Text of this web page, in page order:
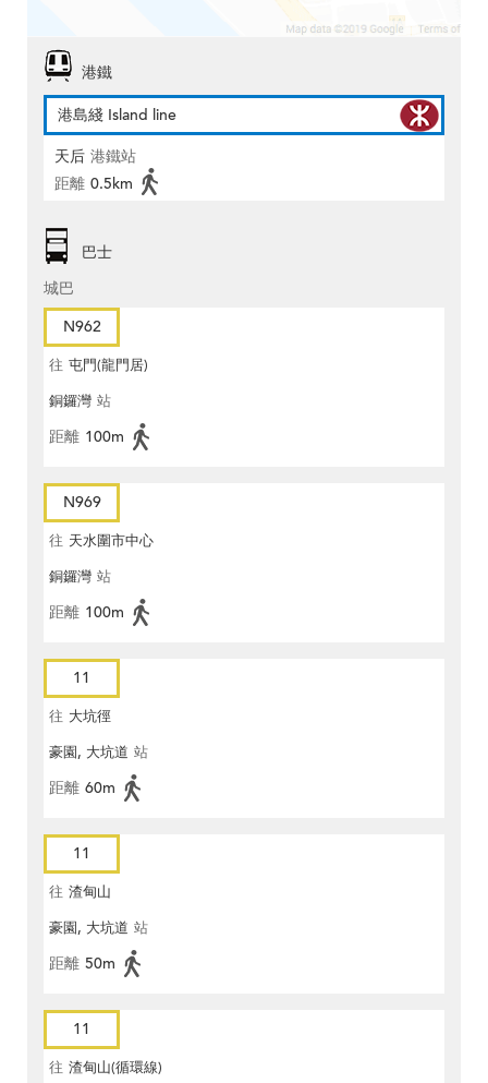
港鐵
港島綫 Island line
天后 港鐵站
距離 0.5km
巴士
城巴
N962
往 屯門(龍門居)
銅鑼灣 站
距離 100m
N969
往 天水圍市中心
銅鑼灣 站
距離 100m
11
往 大坑徑
豪園, 大坑道 站
距離 60m
11
往 渣甸山
豪園, 大坑道 站
距離 50m
11
往 渣甸山(循環線)